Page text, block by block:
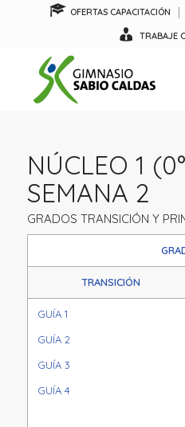
OFERTAS CAPACITACIÓN
TRABAJE
NÚCLEO 1
SEMANA 2
GRADOS TRANSICIÓN Y
TRANSICIÓN
GUÍA 1
GUÍA 2
GUÍA 3
GUÍA 4